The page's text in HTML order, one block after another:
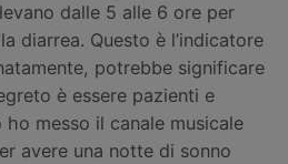
dalle 5 alle 6 ore per
diarrea. Questo è l’indicatore
potrebbe significare
è essere pazienti e
ho messo il canale musicale
avere una notte di sonno